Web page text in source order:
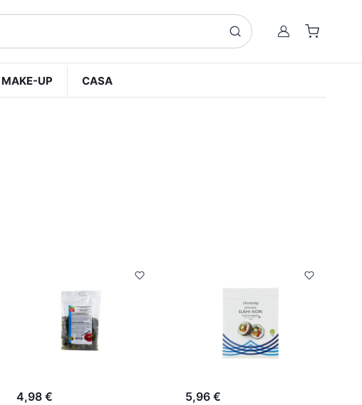
Account
MAKE-UP CASA
4,98 € 5,96 €